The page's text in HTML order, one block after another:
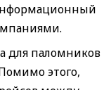
для паломников
этого,